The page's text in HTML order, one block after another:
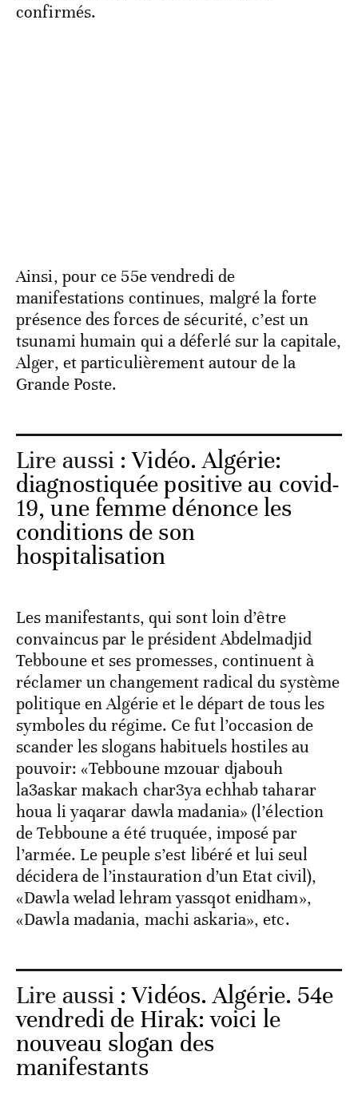
confirmés.
Ainsi, pour ce 55e vendredi de
manifestations continues, malgré la forte
présence des forces de sécurité, c’est un
tsunami humain qui a déferlé sur la capitale,
Alger, et particulièrement autour de la
Grande Poste.
Lire aussi :Vidéo. Algérie:
diagnostiquée positive au covid-
19, une femme dénonce les
conditions de son
hospitalisation
Les manifestants, qui sont loin d’être
convaincus par le président Abdelmadjid
Tebboune et ses promesses, continuent à
réclamer un changement radical du système
politique en Algérie et le départ de tous les
symboles du régime. Ce fut l’occasion de
scander les slogans habituels hostiles au
pouvoir: «Tebboune mzouar djabouh
la3askar makach char3ya echhab taharar
houa li yaqarar dawla madania» (l’élection
de Tebboune a été truquée, imposé par
l’armée. Le peuple s’est libéré et lui seul
décidera de l’instauration d’un Etat civil),
«Dawla welad lehram yassqot enidham»,
«Dawla madania, machi askaria», etc.
Lire aussi :Vidéos. Algérie. 54e
vendredi de Hirak: voici le
nouveau slogan des
manifestants